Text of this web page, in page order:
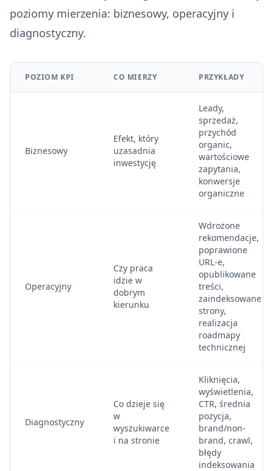
poziomy mierzenia: biznesowy, operacyjny i
diagnostyczny.
POZIOM KPI CO MIERZY PRZYKŁADY
Biznesowy
Efekt, który
uzasadnia
inwestycję
Leady,
sprzedaż,
przychód
organic,
wartościowe
zapytania,
konwersje
organiczne
Operacyjny
Czy praca
idzie w
dobrym
kierunku
Wdrożone
rekomendacje,
poprawione
URL-e,
opublikowane
treści,
zaindeksowane
strony,
realizacja
roadmapy
technicznej
Diagnostyczny
Co dzieje się
w
wyszukiwarce
i na stronie
Kliknięcia,
wyświetlenia,
CTR, średnia
pozycja,
brand/non-
brand, crawl,
błędy
indeksowania